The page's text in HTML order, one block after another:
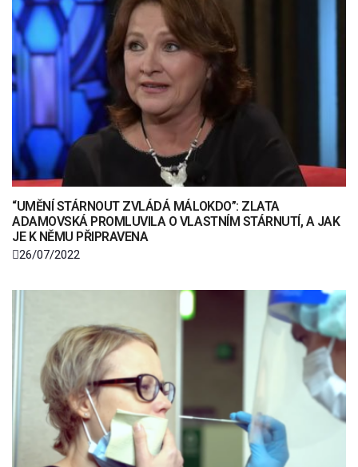
“UMĚNÍ STÁRNOUT ZVLÁDÁ MÁLOKDO”: ZLATA
ADAMOVSKÁ PROMLUVILA O VLASTNÍM STÁRNUTÍ, A JAK
JE K NĚMU PŘIPRAVENA
26/07/2022